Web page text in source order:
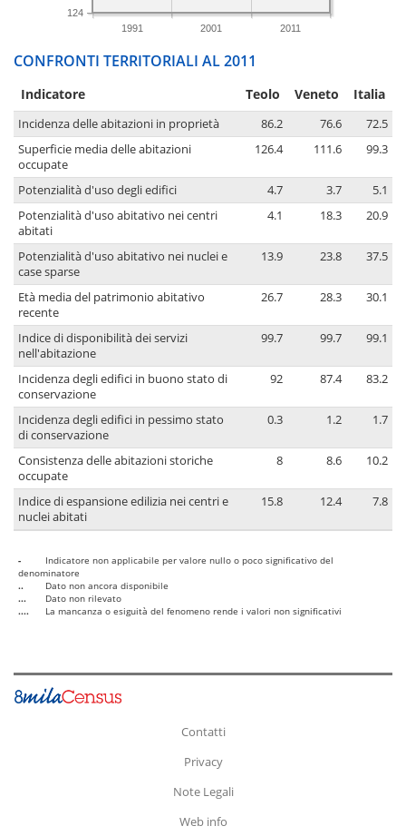
1991 2001 2011
124
CONFRONTI TERRITORIALI AL 2011
Indicatore Teolo Veneto Italia
Incidenza delle abitazioni in proprietà 86.2 76.6
72.5
Superficie media delle abitazioni
occupate
126.4 111.6 99.3
Potenzialità d'uso degli edifici 4.7 3.7
5.1
Potenzialità d'uso abitativo nei centri
abitati
4.1 18.3 20.9
Potenzialità d'uso abitativo nei nuclei e
case sparse
13.9 23.8 37.5
Età media del patrimonio abitativo
recente
26.7 28.3 30.1
Indice di disponibilità dei servizi
nell'abitazione
99.7 99.7 99.1
Incidenza degli edifici in buono stato di
conservazione
92 87.4 83.2
Incidenza degli edifici in pessimo stato
di conservazione
0.3 1.2 1.7
Consistenza delle abitazioni storiche
occupate
8 8.6 10.2
Indice di espansione edilizia nei centri e
nuclei abitati
15.8 12.4 7.8
-
Indicatore non applicabile per valore nullo o poco significativo del
denominatore
..
Dato non ancora disponibile
...
Dato non rilevato
....
La mancanza o esiguità del fenomeno rende i valori non significativi
Contatti
Privacy
Note Legali
Web info